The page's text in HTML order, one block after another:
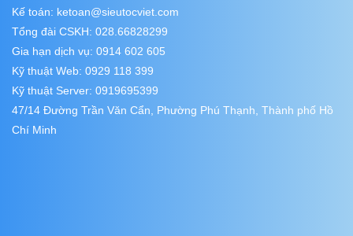
Kế toán: ketoan@sieutocviet.com
Tổng đài CSKH: 028.66828299
Gia hạn dịch vụ: 0914 602 605
Kỹ thuật Web: 0929 118 399
Kỹ thuật Server: 0919695399
47/14 Đường Trần Văn Cẩn, Phường Phú Thạnh, Thành phố Hồ
Chí Minh